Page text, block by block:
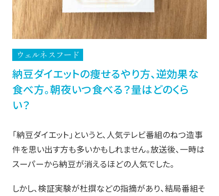
ウェルネスフード
納豆ダイエットの痩せるやり方、逆効果な
食べ方。朝夜いつ食べる？量はどのくら
い？
「納豆ダイエット」というと、人気テレビ番組のねつ造事
件を思い出す方も多いかもしれません。放送後、一時は
スーパーから納豆が消えるほどの人気でした。
しかし、検証実験が杜撰などの指摘があり、結局番組そ